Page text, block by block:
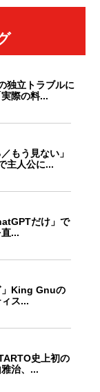
独立トラブルに
際の料...
もう見ない」
主人公に...
だけ」で
...
」King Gnuの
ス...
史上初の
治、...